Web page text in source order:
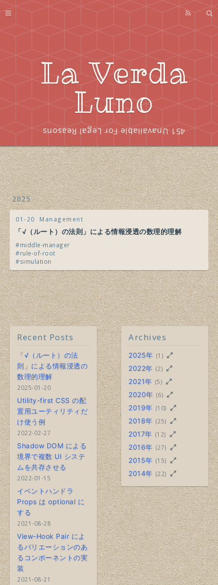
La Verda
Luno
451 Unavailable For Legal Reasons
2025
01-20 Management
「√（ルート）の法則」による情報浸透の数理的理解
middle-manager
rule-of-root
simulation
Recent Posts
「√（ルート）の法
則」による情報浸透の
数理的理解
2025-01-20
Utility-first CSS の配
置用ユーティリティだ
け使う例
2022-02-27
Shadow DOM による
境界で複数 UI システ
ムを共存させる
2022-01-15
イベントハンドラ
Props は optional に
する
2021-08-28
View-Hook Pair によ
るバリエーションのあ
るコンポーネントの実
装
2021-08-21
Archives
2025年 (1)
2022年 (2)
2021年 (5)
2020年 (6)
2019年 (10)
2018年 (25)
2017年 (12)
2016年 (27)
2015年 (15)
2014年 (22)
Profile
About
Series
Index